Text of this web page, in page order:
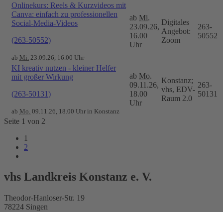
Onlinekurs: Reels & Kurzvideos mit
Canva: einfach zu professionellen
Social-Media-Videos
(263-50552)
ab Mi. 23.09.26, 16.00 Uhr
ab Mi.
23.09.26,
16.00
Uhr
Digitales
Angebot:
Zoom
263-
50552
KI kreativ nutzen - kleiner Helfer
mit großer Wirkung
(263-50131)
ab Mo. 09.11.26, 18.00 Uhr in Konstanz
ab Mo.
09.11.26,
18.00
Uhr
Konstanz;
vhs, EDV-
Raum 2.0
263-
50131
Seite 1 von 2
1
2
vhs Landkreis Konstanz e. V.
Theodor-Hanloser-Str. 19
78224 Singen